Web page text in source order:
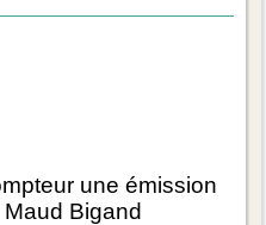
une émission
Bigand